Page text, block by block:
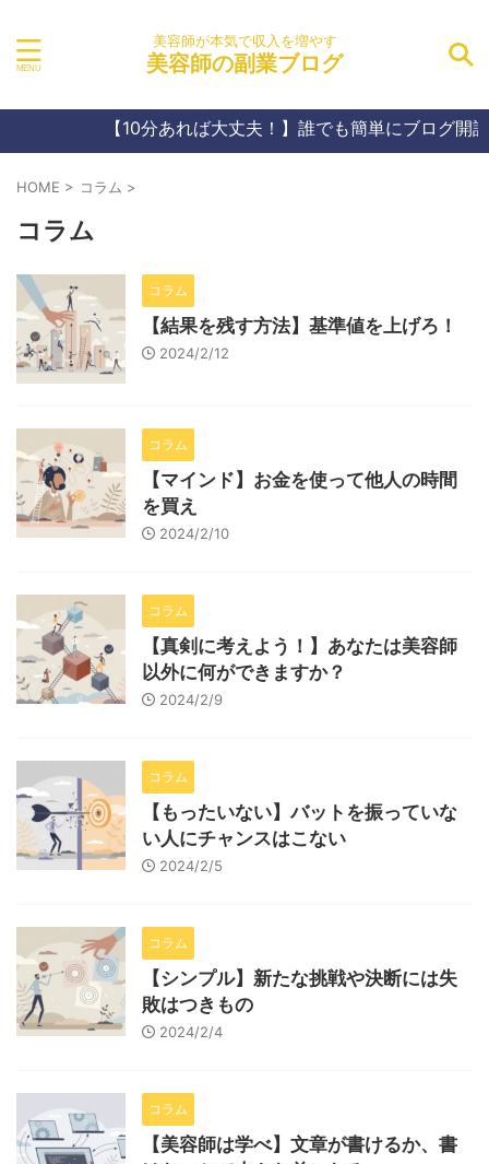
美容師が本気で収入を増やす
美容師の副業ブログ
【10分あれば大丈夫！】誰でも簡単にブログ開設
HOME > コラム >
コラム
コラム
【結果を残す方法】基準値を上げろ！
2024/2/12
コラム
【マインド】お金を使って他人の時間
を買え
2024/2/10
コラム
【真剣に考えよう！】あなたは美容師
以外に何ができますか？
2024/2/9
コラム
【もったいない】バットを振っていな
い人にチャンスはこない
2024/2/5
コラム
【シンプル】新たな挑戦や決断には失
敗はつきもの
2024/2/4
コラム
【美容師は学べ】文章が書けるか、書